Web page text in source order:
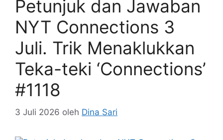
Petunjuk dan Jawaban
NYT Connections 3
Juli. Trik Menaklukkan
Teka-teki ‘Connections’
#1118
3 Juli 2026 oleh Dina Sari